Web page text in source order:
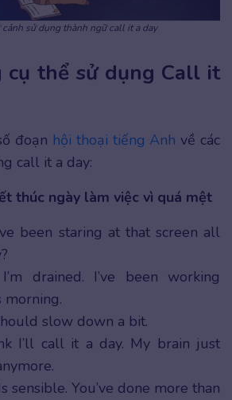
sử dụng thành ngữ call it a day
cụ thể sử dụng Call it
đoạn hội thoại tiếng Anh về các
call it a day:
thúc ngày làm việc vì quá mệt
been staring at that screen all
drained. I’ve been working
morning.
slow down a bit.
I’ll call it a day. My brain just
sensible. You’ve done more than